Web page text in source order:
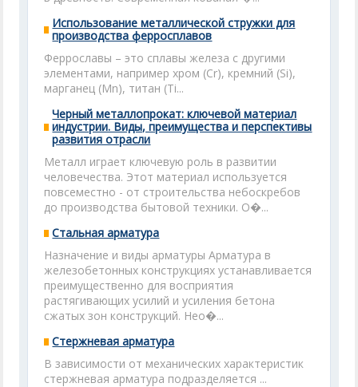
Использование металлической стружки для
производства ферросплавов
Феррославы – это сплавы железа с другими
элементами, например хром (Cr), кремний (Si),
марганец (Mn), титан (Ti...
Черный металлопрокат: ключевой материал
индустрии. Виды, преимущества и перспективы
развития отрасли
Металл играет ключевую роль в развитии
человечества. Этот материал используется
повсеместно - от строительства небоскребов
до производства бытовой техники. О�...
Стальная арматура
Назначение и виды арматуры Арматура в
железобетонных конструкциях устанавливается
преимущественно для восприятия
растягивающих усилий и усиления бетона
сжатых зон конструкций. Нео�...
Стержневая арматура
В зависимости от механических характеристик
стержневая арматура подразделяется ...